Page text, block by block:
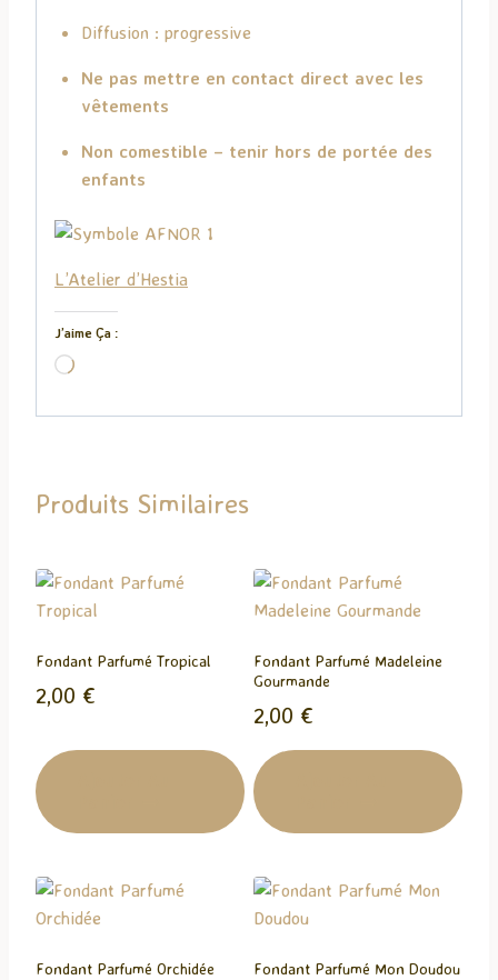
Diffusion : progressive
Ne pas mettre en contact direct avec les
vêtements
Non comestible – tenir hors de portée des
enfants
L’Atelier d’Hestia
J’aime Ça :
C
a
e
n
t
Produits Similaires
Fondant Parfumé Tropical
2,00 €
Fondant Parfumé Madeleine
Gourmande
2,00 €
Fondant Parfumé Orchidée Fondant Parfumé Mon Doudou